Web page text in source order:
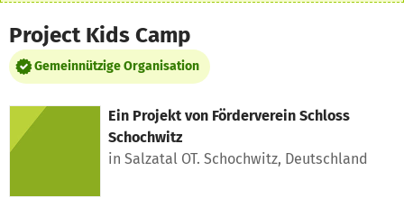
Project Kids Camp
Gemeinnützige Organisation
Ein Projekt von Förderverein Schloss
Schochwitz
in Salzatal OT. Schochwitz, Deutschland